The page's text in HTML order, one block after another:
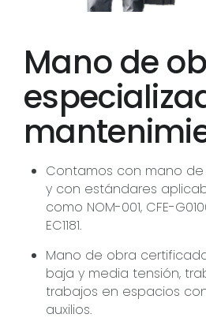
Mano de
Contamos con mano
y con estándares
como NOM-001, CFE-
EC1181.
Mano de obra
baja y media tensión,
trabajos en espacios
auxilios.